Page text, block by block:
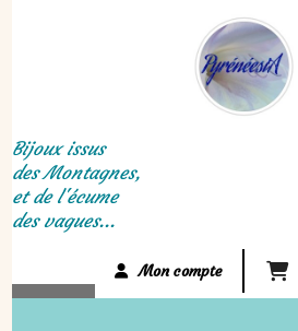
Bijoux issus
des Montagnes,
et de l'écume
des vagues...
Mon compte